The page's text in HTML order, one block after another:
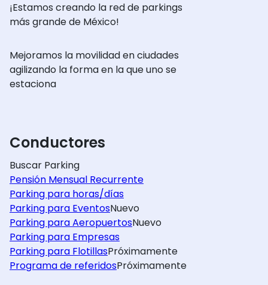
¡Estamos creando la red de parkings
más grande de México!
Mejoramos la movilidad en ciudades
agilizando la forma en la que uno se
estaciona
Conductores
Buscar Parking
Pensión Mensual Recurrente
Parking para horas/días
Parking para EventosNuevo
Parking para AeropuertosNuevo
Parking para Empresas
Parking para FlotillasPróximamente
Programa de referidosPróximamente